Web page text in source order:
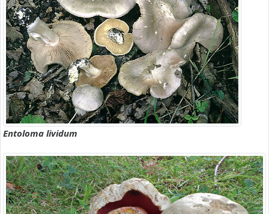
Entoloma lividum